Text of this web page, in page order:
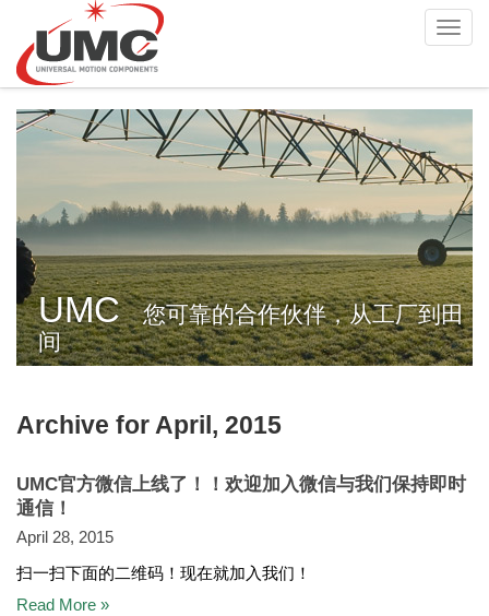
main
content
UMC
您可靠的合作伙伴，从工厂到田
间
Archive for April, 2015
UMC官方微信上线了！！欢迎加入微信与我们保持即时
通信！
April 28, 2015
扫一扫下面的二维码！现在就加入我们！
Read More »